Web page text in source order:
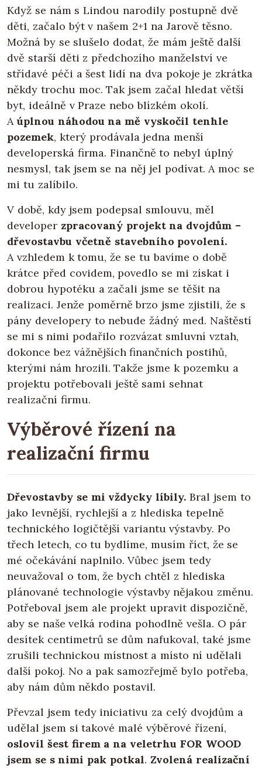
Když se nám s Lindou narodily postupně dvě
děti, začalo být v našem 2+1 na Jarově těsno.
Možná by se slušelo dodat, že mám ještě další
dvě starší děti z předchozího manželství ve
střídavé péči a šest lidí na dva pokoje je zkrátka
někdy trochu moc. Tak jsem začal hledat větší
byt, ideálně v Praze nebo blízkém okolí.
Aúplnou náhodou na mě vyskočil tenhle
pozemek, který prodávala jedna menší
developerská firma. Finančně to nebyl úplný
nesmysl, tak jsem se na něj jel podívat. A moc se
mi tu zalíbilo.
V době, kdy jsem podepsal smlouvu, měl
developer zpracovaný projekt na dvojdům –
dřevostavbu včetně stavebního povolení.
A vzhledem k tomu, že se tu bavíme o době
krátce před covidem, povedlo se mi získat i
dobrou hypotéku a začali jsme se těšit na
realizaci. Jenže poměrně brzo jsme zjistili, že s
pány developery to nebude žádný med. Naštěstí
se mi s nimi podařilo rozvázat smluvní vztah,
dokonce bez vážnějších finančních postihů,
kterými nám hrozili. Takže jsme k pozemku a
projektu potřebovali ještě sami sehnat
realizační firmu.
Výběrové řízení na
realizační firmu
Dřevostavby se mi vždycky líbily. Bral jsem to
jako levnější, rychlejší a z hlediska tepelně
technického logičtější variantu výstavby. Po
třech letech, co tu bydlíme, musím říct, že se
mé očekávání naplnilo. Vůbec jsem tedy
neuvažoval o tom, že bych chtěl z hlediska
plánované technologie výstavby nějakou změnu.
Potřeboval jsem ale projekt upravit dispozičně,
aby se naše velká rodina pohodlně vešla. O pár
desítek centimetrů se dům nafukoval, také jsme
zrušili technickou místnost a místo ní udělali
další pokoj. No a pak samozřejmě bylo potřeba,
aby nám dům někdo postavil.
Převzal jsem tedy iniciativu za celý dvojdům a
udělal jsem si takové malé výběrové řízení,
oslovil šest firem a na veletrhu FOR WOOD
jsem se s nimi pak potkal. Zvolená realizační